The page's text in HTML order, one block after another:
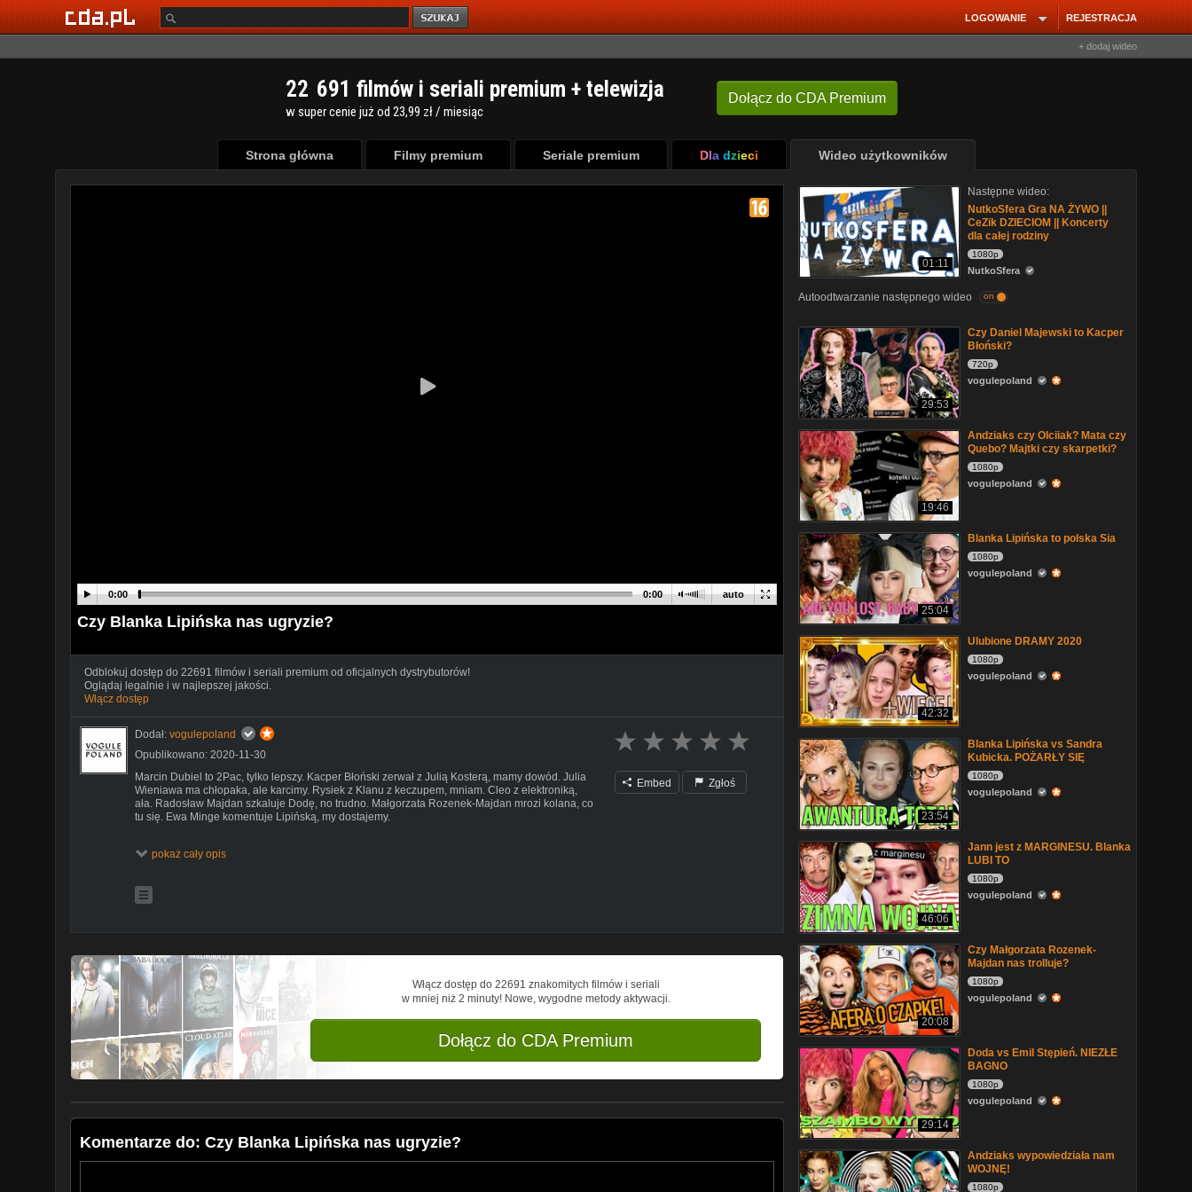
REJESTRACJA
LOGOWANIE
+ dodaj wideo
Dołącz do CDA Premium
22 691 filmów i seriali premium + telewizja
w super cenie już od 23,99 zł / miesiąc
Strona główna Filmy premium Seriale premium Dla dzieci Wideo użytkowników
auto
0:00 0:00
Czy Blanka Lipińska nas ugryzie?
Odblokuj dostęp do 22691 filmów i seriali premium od oficjalnych dystrybutorów!
Oglądaj legalnie i w najlepszej jakości.
Włącz dostęp
Dodał: vogulepoland
Opublikowano: 2020-11-30
Marcin Dubiel to 2Pac, tylko lepszy. Kacper Błoński zerwał z Julią Kosterą, mamy dowód. Julia
Wieniawa ma chłopaka, ale karcimy. Rysiek z Klanu z keczupem, mniam. Cleo z elektroniką,
ała. Radosław Majdan szkaluje Dodę, no trudno. Małgorzata Rozenek-Majdan mrozi kolana, co
tu się. Ewa Minge komentuje Lipińską, my dostajemy.
https://www.youtube.com/channel/UClCufEJK0FvBiMzOyZWV1ng/join
lubisz nas? daj nam tipa!
(art. 29 ustawy o prawie autorskim i prawach pokrewnych).
Facebook: https://www.facebook.com/vogulepoland
Instagram: https://www.instagram.com/vogule.poland
Twitter:
https://www.twitter.com/vogulepoland
Spotify:https://open.spotify.com/user/bu535ktrbd7v0fg4qgsaxf0bi?
siAC_hNs7iSyOZ0G09Xthy5w
www:https://www.vogulepoland.net
#PRASÓWKA
pokaż cały opis
Embed Zgłoś
Włącz dostęp do 22691 znakomitych filmów i seriali
w mniej niż 2 minuty! Nowe, wygodne metody aktywacji.
Dołącz do CDA Premium
Komentarze do: Czy Blanka Lipińska nas ugryzie?
01:11
Następne wideo:
NutkoSfera Gra NA ŻYWO ||
CeZik DZIECIOM || Koncerty
dla całej rodziny
1080p
NutkoSfera
Autoodtwarzanie następnego wideo on
29:53
Czy Daniel Majewski to Kacper
Błoński?
720p
vogulepoland
19:46
Andziaks czy Olciiak? Mata czy
Quebo? Majtki czy skarpetki?
1080p
vogulepoland
25:04
Blanka Lipińska to polska Sia
1080p
vogulepoland
42:32
Ulubione DRAMY 2020
1080p
vogulepoland
23:54
Blanka Lipińska vs Sandra
Kubicka. POŻARŁY SIĘ
1080p
vogulepoland
46:06
Jann jest z MARGINESU. Blanka
LUBI TO
1080p
vogulepoland
20:08
Czy Małgorzata Rozenek-
Majdan nas trolluje?
1080p
vogulepoland
29:14
Doda vs Emil Stępień. NIEZŁE
BAGNO
1080p
vogulepoland
Andziaks wypowiedziała nam
WOJNĘ!
1080p